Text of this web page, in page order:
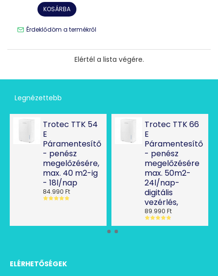
KOSÁRBA
Érdeklődöm a termékről
Elértél a lista végére.
Legnézettebb
Trotec TTK 54
E
Páramentesítő
- penész
megelőzésére,
max. 40 m2-ig
- 18l/nap
84.990 Ft
Trotec TTK 66
E
Páramentesítő
- penész
megelőzésére
max. 50m2-
24l/nap-
digitális
vezérlés,
89.990 Ft
ELÉRHETŐSÉGEK